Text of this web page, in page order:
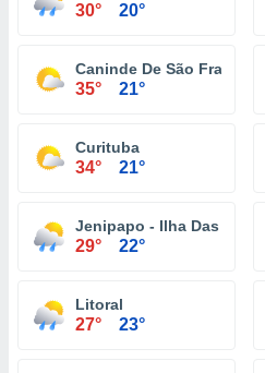
30° 20°
Caninde De São Francisco
35° 21°
Curituba
34° 21°
Jenipapo - Ilha Das Flores
29° 22°
Litoral
27° 23°